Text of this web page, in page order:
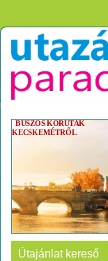
Útajánlat kereső